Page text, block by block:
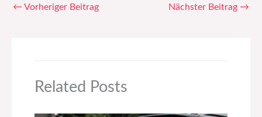
← Vorheriger Beitrag Nächster Beitrag →
Related Posts